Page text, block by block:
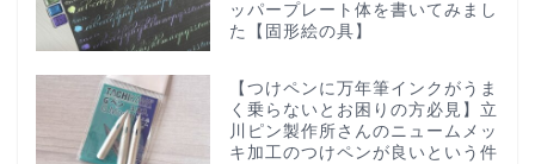
ッパープレート体を書いてみまし
た【固形絵の具】
【つけペンに万年筆インクがうま
く乗らないとお困りの方必見】立
川ピン製作所さんのニュームメッ
キ加工のつけペンが良いという件